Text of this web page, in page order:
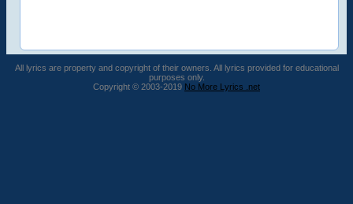
All lyrics are property and copyright of their owners. All lyrics provided for educational
purposes only.
Copyright © 2003-2019 No More Lyrics .net